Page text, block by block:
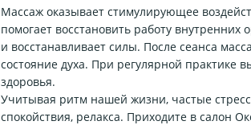
Массаж оказывает стимулирующее
помогает восстановить работу внутренних
и восстанавливает силы. После сеанса
состояние духа. При регулярной практике
здоровья.
Учитывая ритм нашей жизни, частые
спокойствия, релакса. Приходите в салон